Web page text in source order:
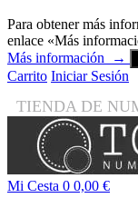
Para obtener más
enlace «Más
Más información
→
Carrito Iniciar Sesión
TIENDA DE
Mi Cesta 0 0,00 €